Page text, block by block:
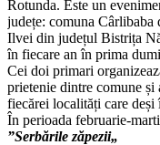
Rotunda. Este un
județe: comuna Cârlibaba
Ilvei din județul Bistrița
în fiecare an în prima
Cei doi primari
prietenie dintre comune
fiecărei localități care
În perioada februarie-
”Serbările zăpezii„